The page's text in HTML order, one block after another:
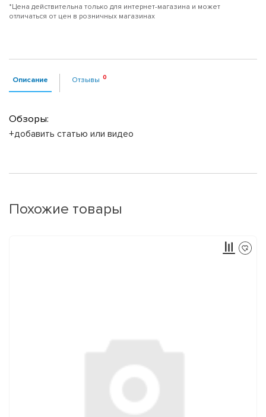
*Цена действительна только для интернет-магазина и может
отличаться от цен в розничных магазинах
Описание Отзывы
Обзоры:
+добавить статью или видео
Похожие товары